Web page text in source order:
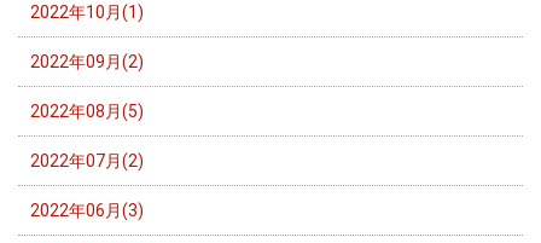
2022年10月(1)
2022年09月(2)
2022年08月(5)
2022年07月(2)
2022年06月(3)